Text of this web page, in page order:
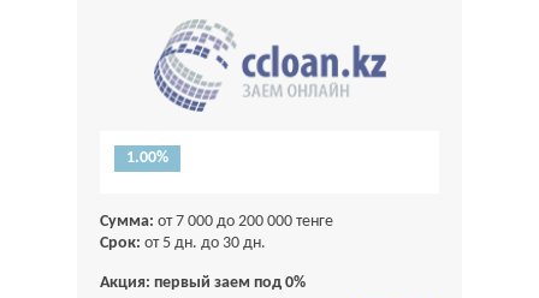
1.00%
Сумма: от 7 000 до 200 000 тенге
Срок: от 5 дн. до 30 дн.
Акция: первый заем под 0%